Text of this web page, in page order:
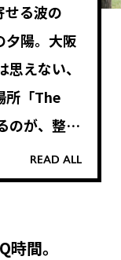
せる波の
陽。 大阪
えない、
所「The
のが、整備
500席の
々が咲き
READ ALL
間。